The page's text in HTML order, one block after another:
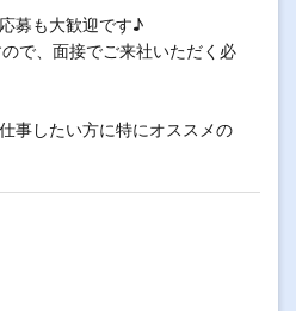
募も大歓迎です♪
で、面接でご来社いただく必
事したい方に特にオススメの